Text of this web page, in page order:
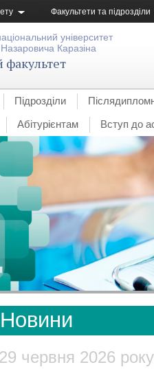
Факультети та підрозділи
університет
Каразіна
Підрозділи
Абітурієнтам Вступ до
Новини
29 червня 2026 року